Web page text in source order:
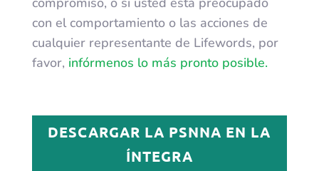
con el comportamiento o las acciones de
cualquier representante de Lifewords, por
favor, infórmenos lo más pronto posible.
DESCARGAR LA PSNNA EN LA
ÍNTEGRA